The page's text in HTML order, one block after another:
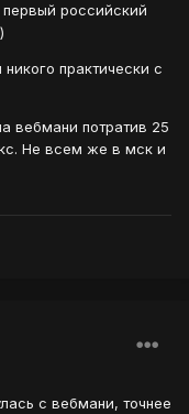
российский
практически с
вебмани потратив 25
Не всем же в мск и
с вебмани, точнее